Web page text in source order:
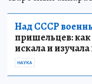
Над СССР
пришельцев: как
искала и
НАУКА